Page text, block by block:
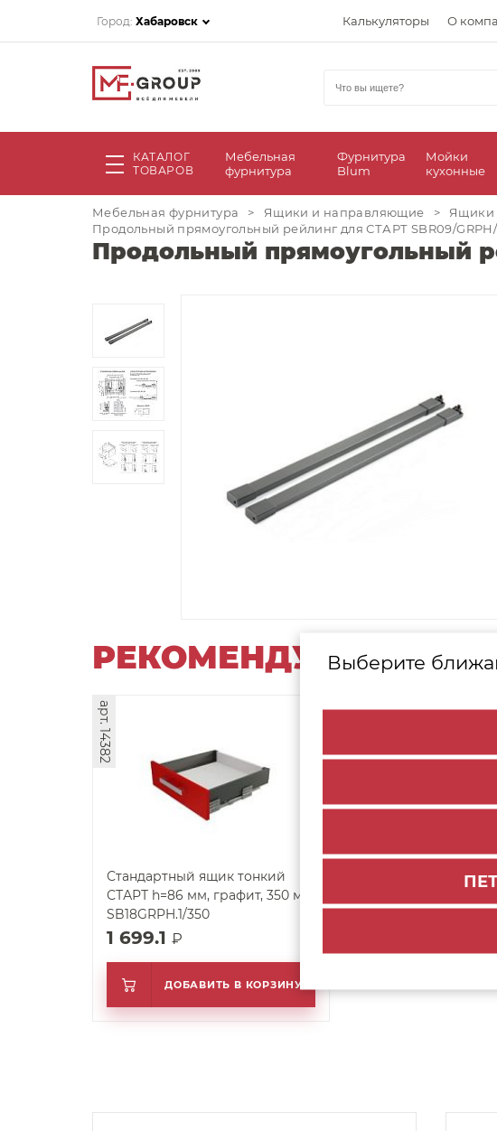
Город: Хабаровск Калькуляторы О
КАТАЛОГ
ТОВАРОВ
Мебельная
фурнитура
Фурнитура
Blum
Мойки
кухонные
Выберите
Мебельная фурнитура > Ящики и направляющие > Ящики
Продольный прямоугольный рейлинг для СТАРТ SBR09/GRPH/
Продольный прямоугольный
РЕКОМЕНДУЕМЫЕ
Стандартный ящик тонкий
СТАРТ h=86 мм, графит, 350 мм
SB18GRPH.1/350
арт. 14382
1 699.1 ₽
ДОБАВИТЬ В КОРЗИНУ